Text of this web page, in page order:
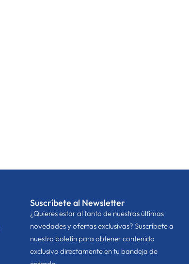
Suscríbete al Newsletter
¿Quieres estar al tanto de nuestras últimas
novedades y ofertas exclusivas? Suscríbete a
nuestro boletín para obtener contenido
exclusivo directamente en tu bandeja de